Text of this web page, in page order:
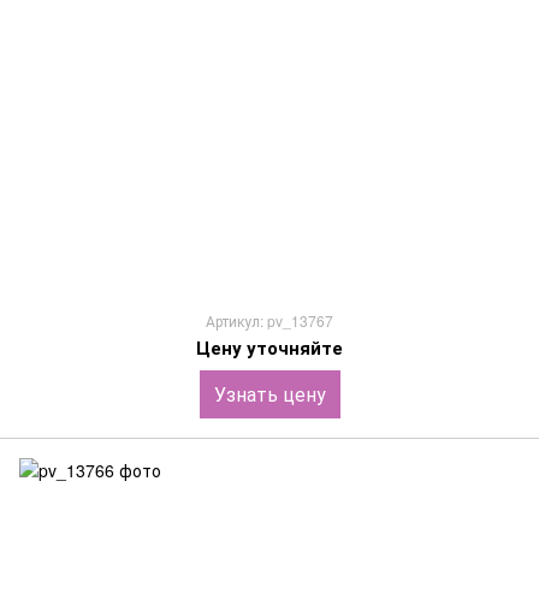
Артикул: pv_13767
Цену уточняйте
Узнать цену